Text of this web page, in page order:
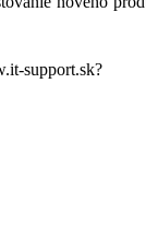
support.sk?